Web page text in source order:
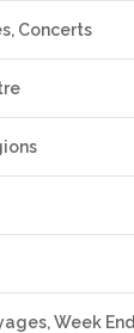
Concerts
Week End